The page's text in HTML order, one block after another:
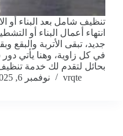
تنظيف شامل بعد البناء أو
انتهاء أعمال البناء أو
جديد، تبقى الأتربة والبقع
في كل زاوية، وهنا يأتي
بحائل لتقدم لك خدمة
vrqte
نوفمبر 6, 2025